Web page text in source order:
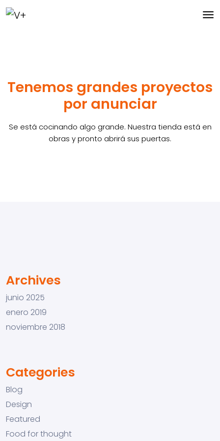
Tenemos grandes proyectos
por anunciar
Se está cocinando algo grande. Nuestra tienda está en
obras y pronto abrirá sus puertas.
Archives
junio 2025
enero 2019
noviembre 2018
Categories
Blog
Design
Featured
Food for thought